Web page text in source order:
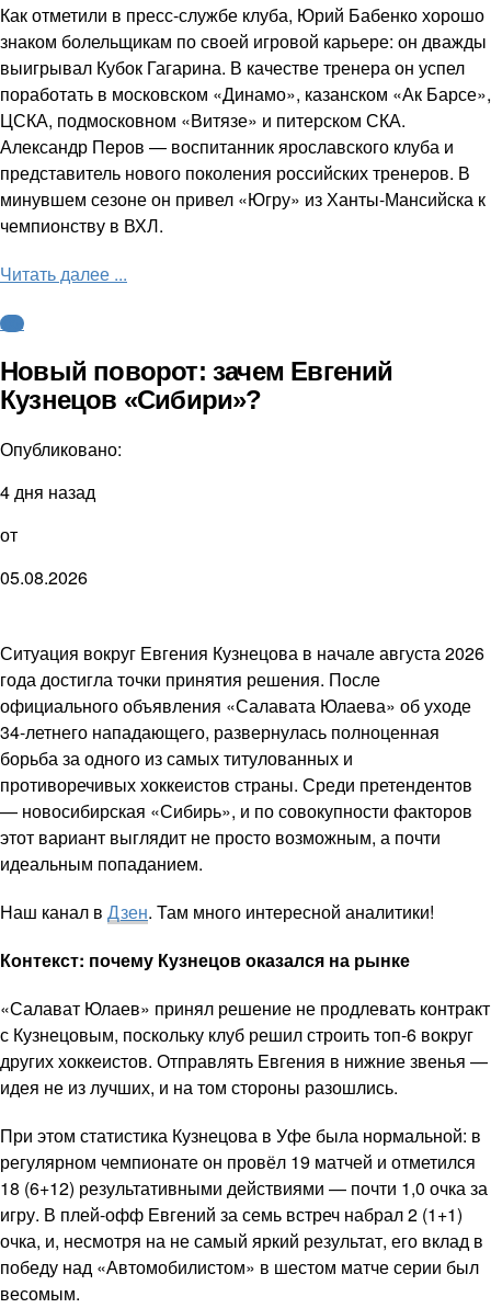
Как отметили в пресс-службе клуба, Юрий Бабенко хорошо
знаком болельщикам по своей игровой карьере: он дважды
выигрывал Кубок Гагарина. В качестве тренера он успел
поработать в московском «Динамо», казанском «Ак Барсе»,
ЦСКА, подмосковном «Витязе» и питерском СКА.
Александр Перов — воспитанник ярославского клуба и
представитель нового поколения российских тренеров. В
минувшем сезоне он привел «Югру» из Ханты-Мансийска к
чемпионству в ВХЛ.
Читать далее ...
КХЛ
Новый поворот: зачем Евгений
Кузнецов «Сибири»?
Опубликовано:
4 дня назад
от
05.08.2026
Ситуация вокруг Евгения Кузнецова в начале августа 2026
года достигла точки принятия решения. После
официального объявления «Салавата Юлаева» об уходе
34-летнего нападающего, развернулась полноценная
борьба за одного из самых титулованных и
противоречивых хоккеистов страны. Среди претендентов
— новосибирская «Сибирь», и по совокупности факторов
этот вариант выглядит не просто возможным, а почти
идеальным попаданием.
Наш канал в Дзен. Там много интересной аналитики!
Контекст: почему Кузнецов оказался на рынке
«Салават Юлаев» принял решение не продлевать контракт
с Кузнецовым, поскольку клуб решил строить топ-6 вокруг
других хоккеистов. Отправлять Евгения в нижние звенья —
идея не из лучших, и на том стороны разошлись.
При этом статистика Кузнецова в Уфе была нормальной: в
регулярном чемпионате он провёл 19 матчей и отметился
18 (6+12) результативными действиями — почти 1,0 очка за
игру. В плей-офф Евгений за семь встреч набрал 2 (1+1)
очка, и, несмотря на не самый яркий результат, его вклад в
победу над «Автомобилистом» в шестом матче серии был
весомым.